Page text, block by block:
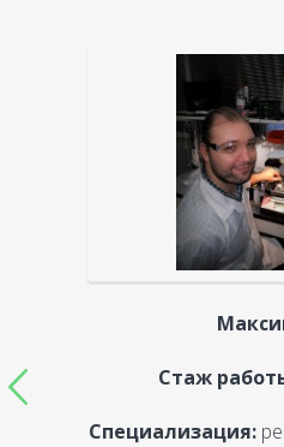
Стаж
Специализация: